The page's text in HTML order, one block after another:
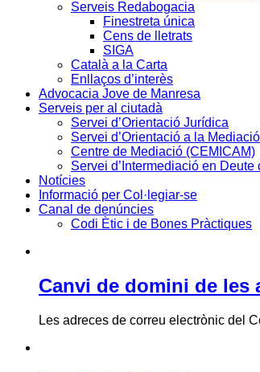
Serveis Redabogacia
Finestreta única
Cens de lletrats
SIGA
Català a la Carta
Enllaços d’interès
Advocacia Jove de Manresa
Serveis per al ciutadà
Servei d’Orientació Jurídica
Servei d’Orientació a la Mediació
Centre de Mediació (CEMICAM)
Servei d’Intermediació en Deute
Notícies
Informació per Col·legiar-se
Canal de denúncies
Codi Ètic i de Bones Pràctiques
Canvi de domini de les
Les adreces de correu electrònic del